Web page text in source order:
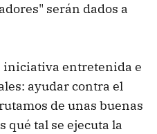
serán dados a
iniciativa entretenida e
ayudar contra el
de unas buenas
qué tal se ejecuta la